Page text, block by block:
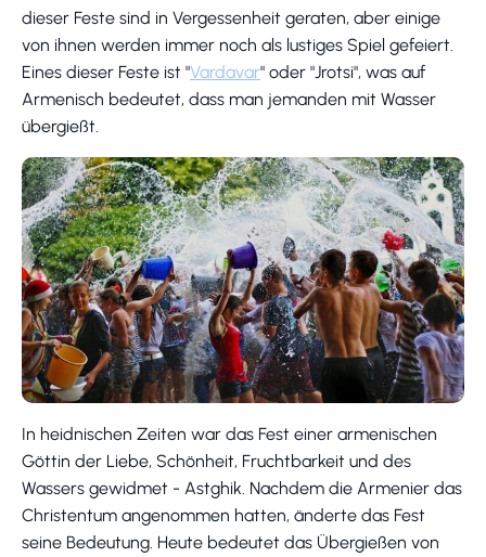
dieser Feste sind in Vergessenheit geraten, aber einige
von ihnen werden immer noch als lustiges Spiel gefeiert.
Eines dieser Feste ist "Vardavar" oder "Jrotsi", was auf
Armenisch bedeutet, dass man jemanden mit Wasser
übergießt.
In heidnischen Zeiten war das Fest einer armenischen
Göttin der Liebe, Schönheit, Fruchtbarkeit und des
Wassers gewidmet - Astghik. Nachdem die Armenier das
Christentum angenommen hatten, änderte das Fest
seine Bedeutung. Heute bedeutet das Übergießen von